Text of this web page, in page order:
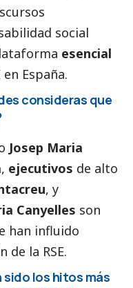
social
esencial
España.
consideras que
Josep Maria
, ejecutivos de alto
, y
Canyelles son
han influido
la RSE.
sido los hitos más